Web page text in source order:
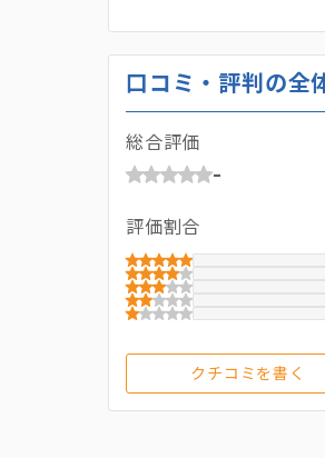
口コミ・評判の全
総合評価
-
評価割合
クチコミを書く